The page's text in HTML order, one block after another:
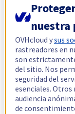
nuestra
OVHcloud ysus
rastreadores en
son
del sitio. Nos
seguridad del
esenciales.
audiencia
de